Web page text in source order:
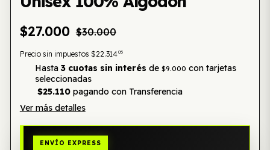
$27.000 $30.000
Precio sin impuestos $22.31405
Hasta 3 cuotas sin interés de $9.000 con tarjetas
seleccionadas
$25.110pagando con Transferencia
Ver más detalles
ENVÍO EXPRESS